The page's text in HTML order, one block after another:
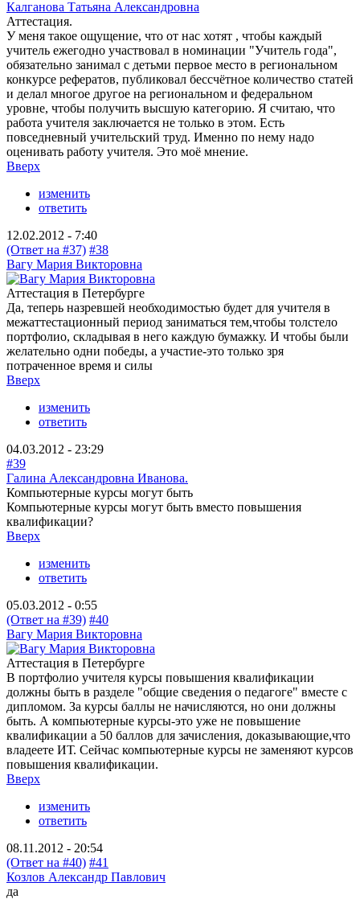
Калганова Татьяна Александровна
Аттестация.
У меня такое ощущение, что от нас хотят , чтобы каждый
учитель ежегодно участвовал в номинации "Учитель года",
обязательно занимал с детьми первое место в региональном
конкурсе рефератов, публиковал бессчётное количество статей
и делал многое другое на региональном и федеральном
уровне, чтобы получить высшую категорию. Я считаю, что
работа учителя заключается не только в этом. Есть
повседневный учительский труд. Именно по нему надо
оценивать работу учителя. Это моё мнение.
Вверх
изменить
ответить
12.02.2012 - 7:40
(Ответ на #37) #38
Вагу Мария Викторовна
Аттестация в Петербурге
Да, теперь назревшей необходимостью будет для учителя в
межаттестационный период заниматься тем,чтобы толстело
портфолио, складывая в него каждую бумажку. И чтобы были
желательно одни победы, а участие-это только зря
потраченное время и силы
Вверх
изменить
ответить
04.03.2012 - 23:29
#39
Галина Александровна Иванова.
Компьютерные курсы могут быть
Компьютерные курсы могут быть вместо повышения
квалификации?
Вверх
изменить
ответить
05.03.2012 - 0:55
(Ответ на #39) #40
Вагу Мария Викторовна
Аттестация в Петербурге
В портфолио учителя курсы повышения квалификации
должны быть в разделе "общие сведения о педагоге" вместе с
дипломом. За курсы баллы не начисляются, но они должны
быть. А компьютерные курсы-это уже не повышение
квалификации а 50 баллов для зачисления, доказывающие,что
владеете ИТ. Сейчас компьютерные курсы не заменяют курсов
повышения квалификации.
Вверх
изменить
ответить
08.11.2012 - 20:54
(Ответ на #40) #41
Козлов Александр Павлович
да